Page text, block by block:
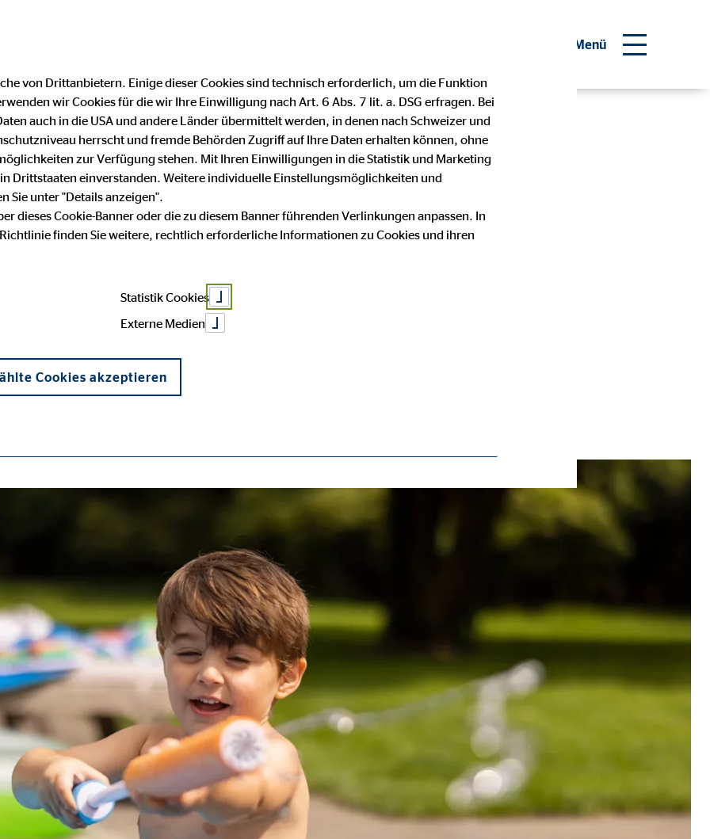
Menü
Tipps für
und deine
von Drittanbietern. Einige dieser Cookies sind technisch erforderlich, um die Funktion
wir Cookies für die wir Ihre Einwilligung nach Art. 6 Abs. 7 lit. a. DSG erfragen. Bei
auch in die USA und andere Länder übermittelt werden, in denen nach Schweizer und
herrscht und fremde Behörden Zugriff auf Ihre Daten erhalten können, ohne
zur Verfügung stehen. Mit Ihren Einwilligungen in die Statistik und Marketing
Drittstaaten einverstanden. Weitere individuelle Einstellungsmöglichkeiten und
Sie unter "Details anzeigen".
dieses Cookie-Banner oder die zu diesem Banner führenden Verlinkungen anpassen. In
finden Sie weitere, rechtlich erforderliche Informationen zu Cookies und ihren
Statistik Cookies
Externe Medien
Cookies akzeptieren
und sind für die einwandfreie Funktion der Website erforderlich. Die Deaktivierung kann die
Ihrer Einwilligungen
Association